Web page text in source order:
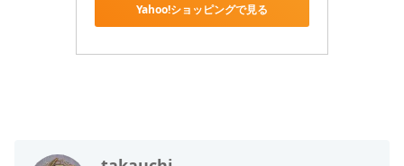
Yahoo!ショッピングで見る